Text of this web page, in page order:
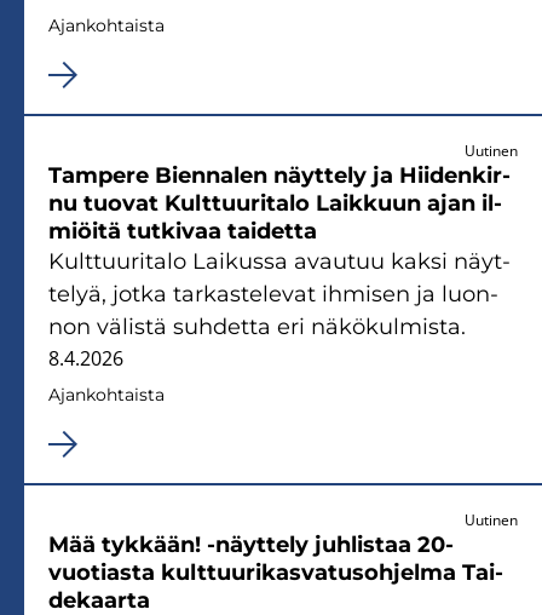
Ajan­koh­tais­ta
Uutinen
Tam­pe­re Bienn­alen näyt­te­ly ja Hii­den­kir­
nu tuo­vat Kult­tuu­ri­ta­lo Laik­kuun ajan il­
miöi­tä tut­ki­vaa tai­det­ta
Kult­tuu­ri­ta­lo Lai­kus­sa avau­tuu kaksi näyt­
te­lyä, jotka tar­kas­te­le­vat ih­mi­sen ja luon­
non vä­lis­tä suh­det­ta eri nä­kö­kul­mis­ta.
8.4.2026
Ajan­koh­tais­ta
Uutinen
Mää tyk­kään! -​näyttely juh­lis­taa 20-​
vuotiasta kult­tuu­ri­kas­va­tus­oh­jel­ma Tai­
de­kaar­ta